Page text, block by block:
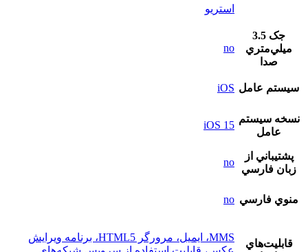
استريو
جک 3.5
ميلي‌متري
صدا
no
سيستم عامل iOS
نسخه سيستم
عامل
iOS 15
پشتيباني از
زبان فارسي
no
منوي فارسي no
قابليت‌هاي
MMS، ايميل، مرورگر HTML5، برنامه ويرايش